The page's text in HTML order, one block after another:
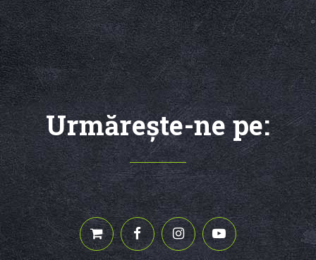
Urmăreşte-ne pe: